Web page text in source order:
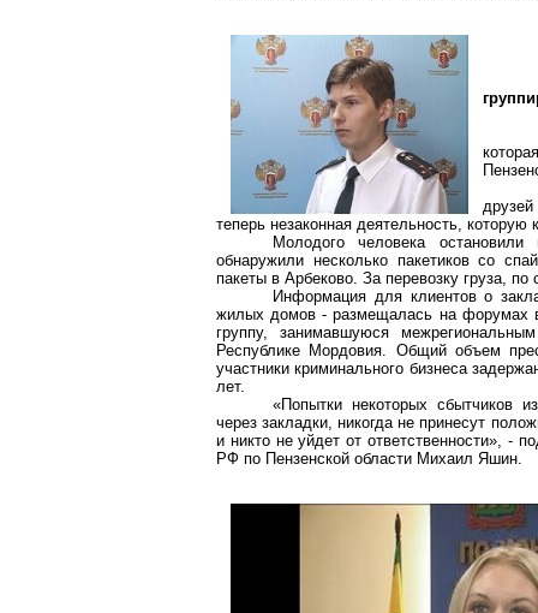
теперь незаконная деятельность,
Молодого человека
обнаружили несколько пакетиков со
пакеты в Арбеково. За перевозку груза,
Информация для клиентов о
жилых домов - размещалась на форумах
группу, занимавшуюся
Республике Мордовия. Общий объем
участники криминального бизнеса
лет.
«Попытки некоторых сбытчиков
через закладки, никогда не принесут
и никто не уйдет от ответственности», -
РФ по Пензенской области Михаил Яшин.